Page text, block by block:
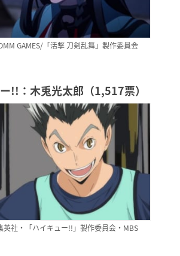
GAMES/「活撃 刀剣乱舞」製作委員会
!!：木兎光太郎（1,517票）
社・「ハイキュー!!」製作委員会・MBS